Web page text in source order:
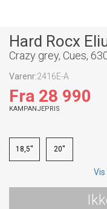
Hard Rocx
Crazy grey, Cues,
Varenr:2416E-A
Fra 28 990
KAMPANJEPRIS
18,5'' 20''